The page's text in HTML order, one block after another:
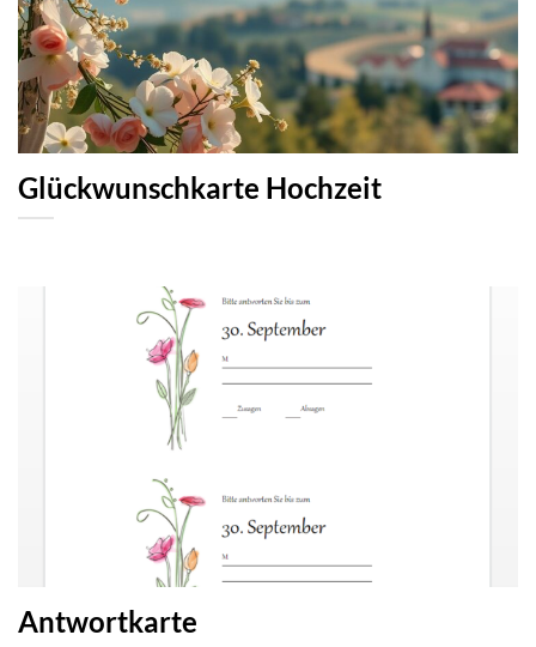
Glückwunschkarte Hochzeit
Antwortkarte